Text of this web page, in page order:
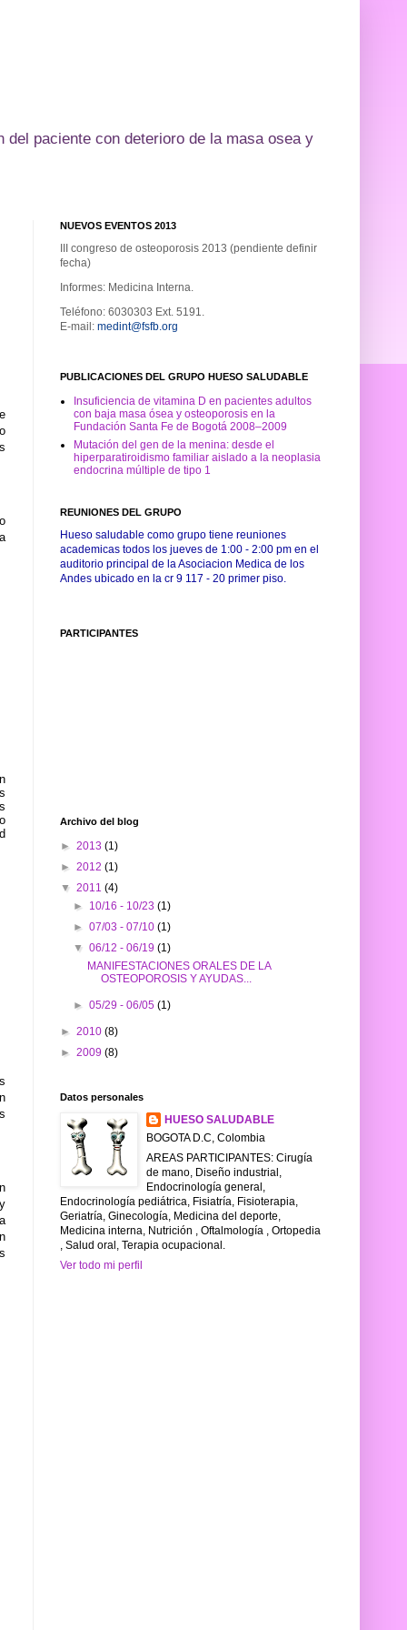
del paciente con deterioro de la masa osea y
NUEVOS EVENTOS 2013
III congreso de osteoporosis 2013 (pendiente definir
fecha)
Informes: Medicina Interna.
Teléfono: 6030303 Ext. 5191.
E-mail: medint@fsfb.org
PUBLICACIONES DEL GRUPO HUESO SALUDABLE
Insuficiencia de vitamina D en pacientes adultos
con baja masa ósea y osteoporosis en la
Fundación Santa Fe de Bogotá 2008–2009
Mutación del gen de la menina: desde el
hiperparatiroidismo familiar aislado a la neoplasia
endocrina múltiple de tipo 1
REUNIONES DEL GRUPO
Hueso saludable como grupo tiene reuniones
academicas todos los jueves de 1:00 - 2:00 pm en el
auditorio principal de la Asociacion Medica de los
Andes ubicado en la cr 9 117 - 20 primer piso.
PARTICIPANTES
Archivo del blog
► 2013 (1)
► 2012 (1)
▼ 2011 (4)
► 10/16 - 10/23(1)
►07/03 - 07/10(1)
▼06/12 - 06/19(1)
MANIFESTACIONES ORALES DE LA
OSTEOPOROSIS Y AYUDAS...
►05/29 - 06/05(1)
► 2010 (8)
► 2009 (8)
Datos personales
HUESO SALUDABLE
BOGOTA D.C, Colombia
AREAS PARTICIPANTES: Cirugía
de mano, Diseño industrial,
Endocrinología general,
Endocrinología pediátrica, Fisiatría, Fisioterapia,
Geriatría, Ginecología, Medicina del deporte,
Medicina interna, Nutrición , Oftalmología , Ortopedia
, Salud oral, Terapia ocupacional.
Ver todo mi perfil